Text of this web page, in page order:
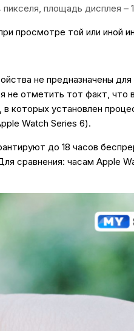
площадь дисплея –
просмотре той или иной
не предназначены для
не отметить тот факт, что
которых установлен
Watch Series 6).
до 18 часов
сравнения: часам Apple